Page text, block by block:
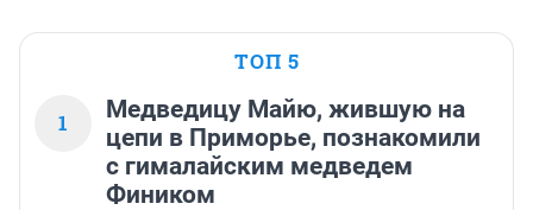
ТОП 5
1
Медведицу Майю, жившую на
цепи в Приморье, познакомили
с гималайским медведем
Фиником